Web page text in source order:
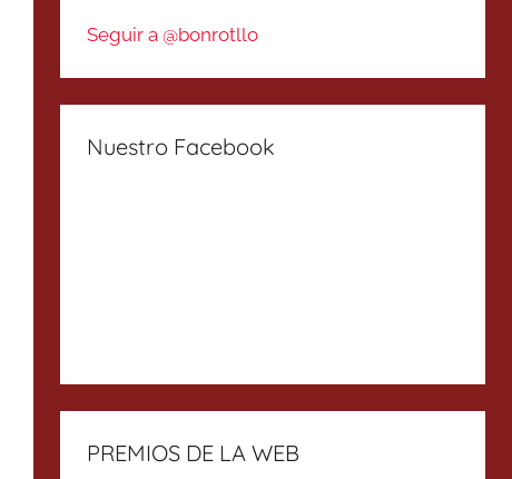
Seguir a @bonrotllo
Nuestro Facebook
PREMIOS DE LA WEB